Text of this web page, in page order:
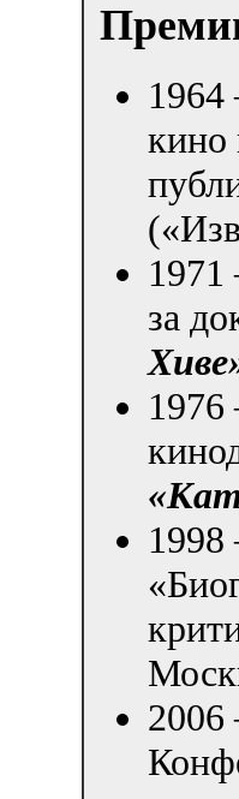
кино
за
1976
1998
2006